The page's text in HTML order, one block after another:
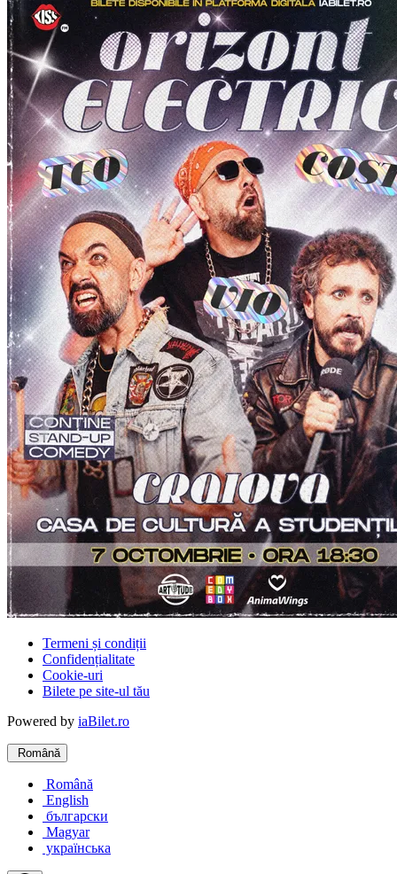
Termeni și condiții
Confidențialitate
Cookie-uri
Bilete pe site-ul tău
Powered by iaBilet.ro
Română
Română
English
български
Magyar
українська